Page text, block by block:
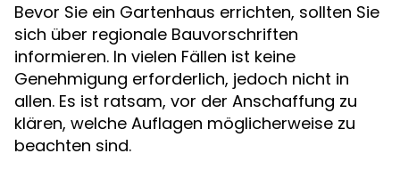
Bevor Sie ein Gartenhaus errichten, sollten Sie
sich über regionale Bauvorschriften
informieren. In vielen Fällen ist keine
Genehmigung erforderlich, jedoch nicht in
allen. Es ist ratsam, vor der Anschaffung zu
klären, welche Auflagen möglicherweise zu
beachten sind.